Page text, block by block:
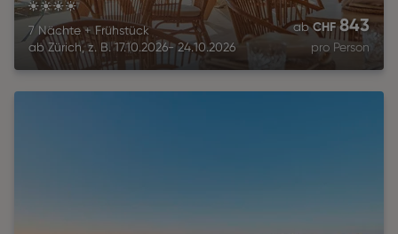
4
7 Nächte+Frühstück
ab Zürich, z. B. 17.10.2026- 24.10.2026
ab CHF843
pro Person